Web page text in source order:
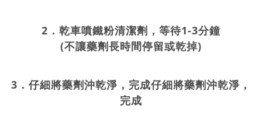
2． 乾車噴鐵粉清潔劑，等待1-3分鐘
(不讓藥劑長時間停留或乾掉)
3． 仔細將藥劑沖乾淨，完成仔細將藥劑沖乾淨，
完成